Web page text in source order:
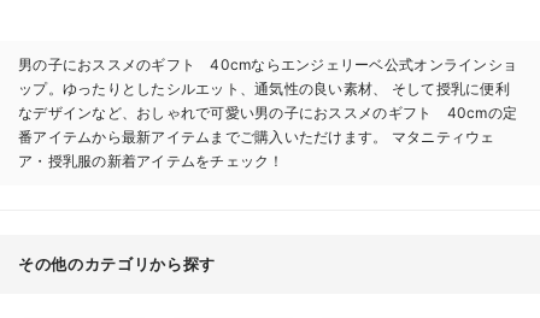
男の子におススメのギフト 40cmならエンジェリーベ公式オンラインショ
ップ。ゆったりとしたシルエット、通気性の良い素材、 そして授乳に便利
なデザインなど、おしゃれで可愛い男の子におススメのギフト 40cmの定
番アイテムから最新アイテムまでご購入いただけます。 マタニティウェ
ア・授乳服の新着アイテムをチェック！
その他のカテゴリから探す